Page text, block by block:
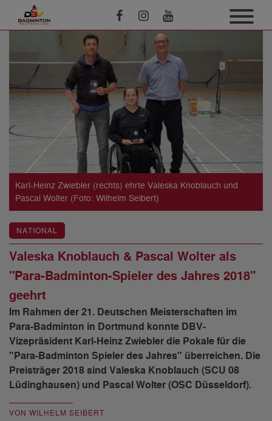
Karl-Heinz Zwiebler (rechts) ehrte Valeska Knoblauch und
Pascal Wolter (Foto: Wilhelm Seibert)
NATIONAL
Valeska Knoblauch & Pascal Wolter als
"Para-Badminton-Spieler des Jahres 2018"
geehrt
Im Rahmen der 21. Deutschen Meisterschaften im
Para-Badminton in Dortmund konnte DBV-
Vizepräsident Karl-Heinz Zwiebler die Pokale für die
"Para-Badminton Spieler des Jahres" überreichen. Die
Preisträger 2018 sind Valeska Knoblauch (SCU 08
Lüdinghausen) und Pascal Wolter (OSC Düsseldorf).
VON WILHELM SEIBERT